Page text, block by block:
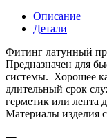
G1/8
Описание
Детали
Фитинг латунный
Предназначен для
системы. Хорошее
длительный срок
герметик или лента
Материалы изделия